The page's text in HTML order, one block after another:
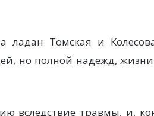
Томская и
но полной надежд,
вследствие травмы, и,